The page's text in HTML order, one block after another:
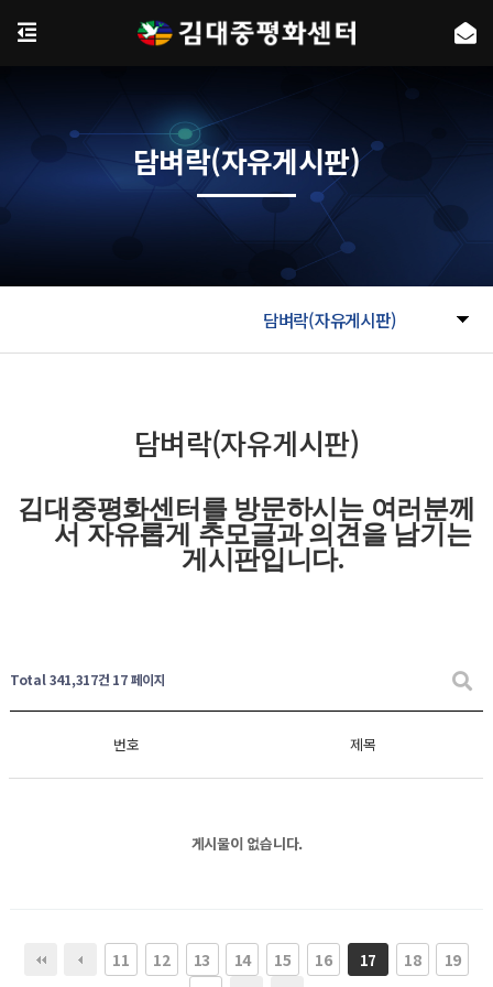
담벼락(자유게시판)
담벼락(자유게시판)
담벼락(자유게시판)
김대중평화센터를 방문하시는 여러분께
서 자유롭게 추모글과의견을 남기는
게시판입니다.
Total 341,317건 17 페이지
번호 제목
게시물이 없습니다.
11 12 13 14 15 16 17 18
19